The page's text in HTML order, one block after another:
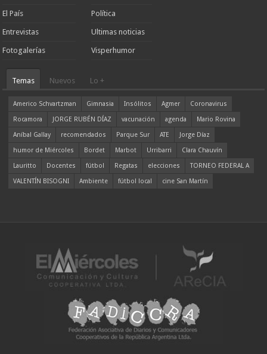
El País
Entrevistas
Fotogalerías
Política
Ultimas noticias
Visperhumor
Temas Nuevos Lo +
Americo Schvartzman Gimnasia Insólitos Agmer
Coronavirus
Rocamora
JORGE RUBÉN DÍAZ vacunación agenda
Mario Rovina
Aníbal Gallay
recomendados Parque Sur ATE
Jorge Díaz
humor de Miércoles
Bordet Marbot Urribarri
Clara Chauvín
Lauritto
Docentes fútbol Regatas elecciones
TORNEO FEDERAL A
VALENTÍN BISOGNI
Ambiente fútbol local cine San Martín